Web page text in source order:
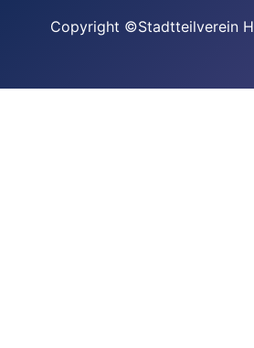
Copyright ©Stadtteilverein